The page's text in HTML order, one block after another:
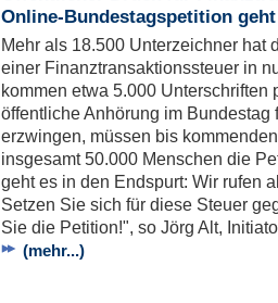
Online-Bundestagspetition
Mehr als 18.500 Unterzeichner hat
einer Finanztransaktionssteuer in
kommen etwa 5.000 Unterschriften
öffentliche Anhörung im Bundestag
erzwingen, müssen bis
insgesamt 50.000 Menschen die
geht es in den Endspurt: Wir rufen
Setzen Sie sich für diese Steuer
Sie die Petition!", so Jörg Alt,
(mehr...)